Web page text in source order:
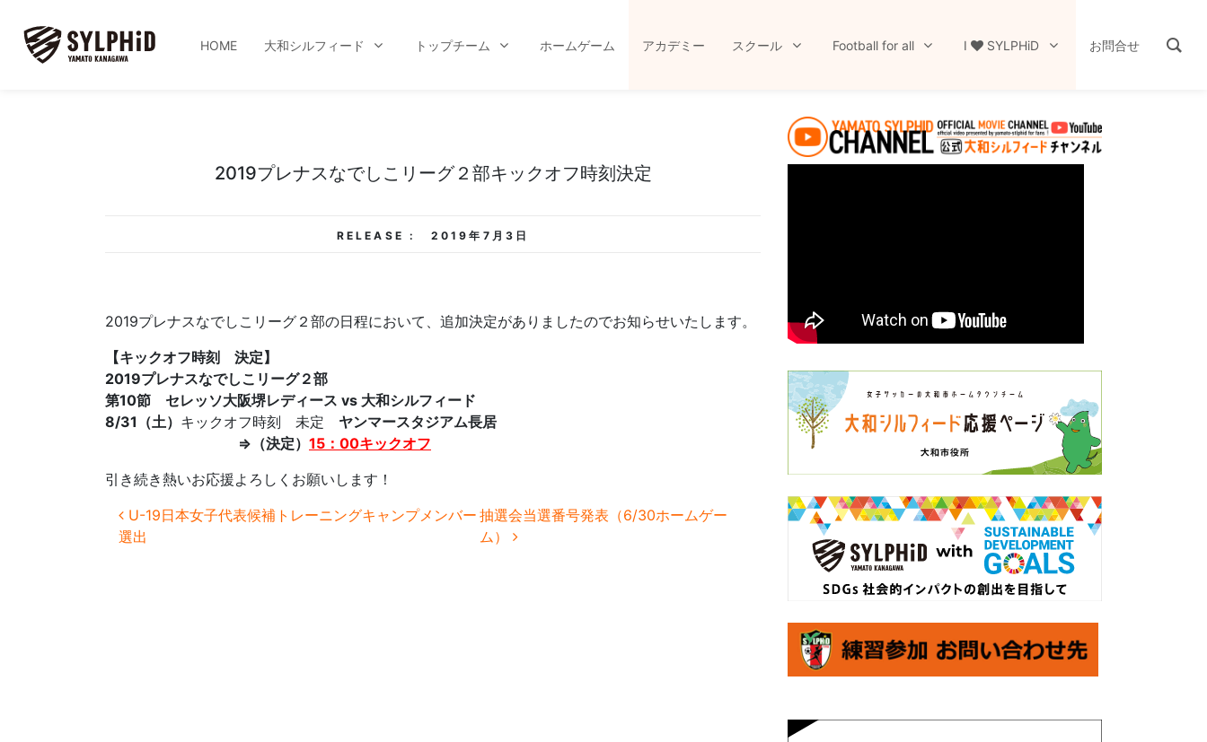
HOME 大和シルフィード トップチーム ホームゲーム アカデミー スクール Football for all I SYLPHiD お問合せ
2019プレナスなでしこリーグ２部キックオフ時刻決定
RELEASE : 2019年7月3日
2019プレナスなでしこリーグ２部の日程において、追加決定がありましたのでお知らせいたします。
【キックオフ時刻 決定】
2019プレナスなでしこリーグ２部
第10節 セレッソ大阪堺レディース vs 大和シルフィード
8/31（土） キックオフ時刻 未定 ヤンマースタジアム長居
⇒（決定） 15：00キックオフ
引き続き熱いお応援よろしくお願いします！
投稿ナビゲーション
U-19日本女子代表候補トレーニングキャンプメンバー
選出
抽選会当選番号発表（6/30ホームゲー
ム）